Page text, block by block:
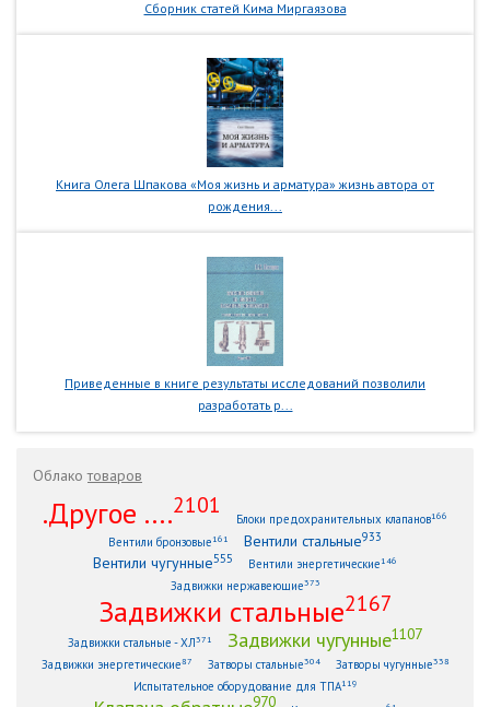
Сборник статей Кима Миргаязова
Книга Олега Шпакова «Моя жизнь и арматура» жизнь автора от
рождения...
Приведенные в книге результаты исследований позволили
разработать р...
Облакотоваров
.Другое ....2101
Блоки предохранительных клапанов166
Вентили бронзовые161 Вентили стальные933
Вентили чугунные555 Вентили энергетические146
Задвижки нержавеющие373
Задвижки стальные2167
Задвижки стальные - ХЛ371 Задвижки чугунные1107
Задвижки энергетические87 Затворы стальные304 Затворы чугунные338
Испытательное оборудование для ТПА119
970